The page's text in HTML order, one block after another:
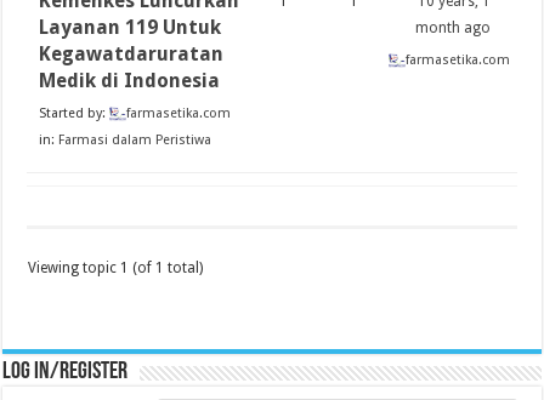
Layanan 119 Untuk
Kegawatdaruratan
Medik di Indonesia
Started by:
farmasetika.com
in: Farmasi dalam Peristiwa
month ago
farmasetika.com
Viewing topic 1 (of 1 total)
Log in/register